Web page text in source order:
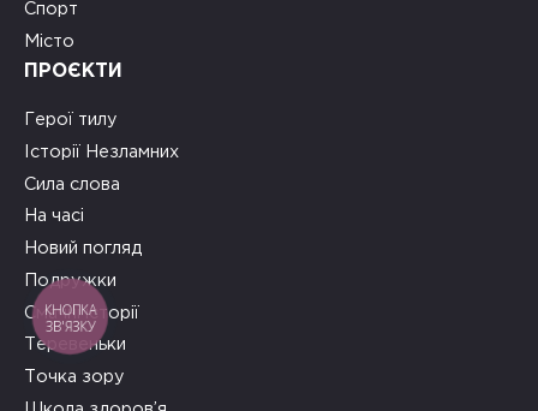
Спорт
Місто
ПРОЄКТИ
Герої тилу
Історії Незламних
Сила слова
На часі
Новий погляд
Подружки
Смачні історії
Теревеньки
Точка зору
КНОПКА
ЗВ'ЯЗКУ